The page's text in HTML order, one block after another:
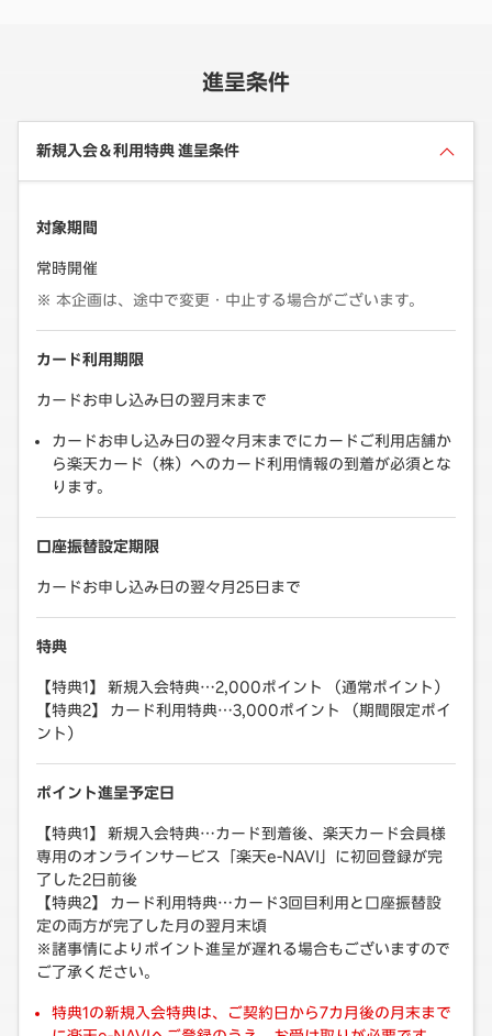
進呈条件
新規入会＆利用特典 進呈条件
対象期間
常時開催
本企画は、途中で変更・中止する場合がございます。
カード利用期限
カードお申し込み日の翌月末まで
カードお申し込み日の翌々月末までにカードご利用店舗か
ら楽天カード（株）へのカード利用情報の到着が必須とな
ります。
口座振替設定期限
カードお申し込み日の翌々月25日まで
特典
【特典1】 新規入会特典…2,000ポイント （通常ポイント）
【特典2】 カード利用特典…3,000ポイント （期間限定ポイ
ント）
ポイント進呈予定日
【特典1】 新規入会特典…カード到着後、楽天カード会員様
専用のオンラインサービス「楽天e-NAVI」に初回登録が完
了した2日前後
【特典2】 カード利用特典…カード3回目利用と口座振替設
定の両方が完了した月の翌月末頃
※諸事情によりポイント進呈が遅れる場合もございますので
ご了承ください。
特典1の新規入会特典は、ご契約日から7カ月後の月末まで